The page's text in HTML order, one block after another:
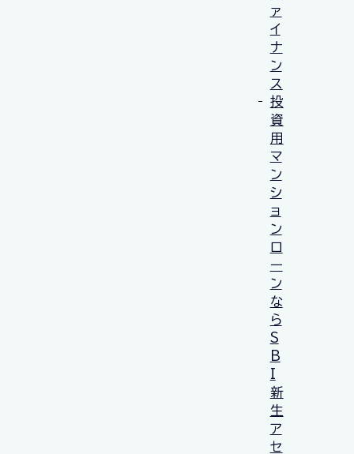
ァ
イ
ナ
ン
ス
投
資
用
マ
ン
シ
ョ
ン
ロ
ー
ン
な
ら
S
B
I
新
生
ア
セ